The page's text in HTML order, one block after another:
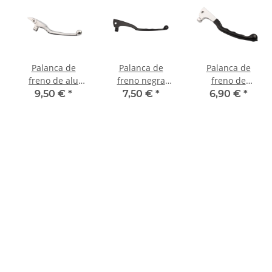
Palanca de
freno de alu
para Yamaha
9,50 € *
Palanca de
freno negra
para Yamaha
7,50 € *
Palanca de
freno de
aluminio con
6,90 € *